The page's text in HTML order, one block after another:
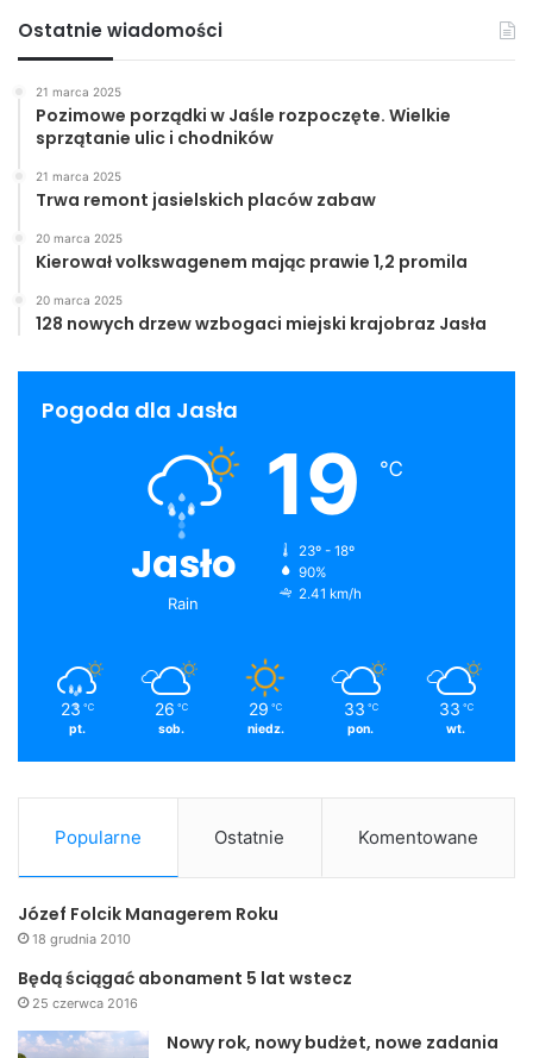
Ostatnie wiadomości
21 marca 2025
Pozimowe porządki w Jaśle rozpoczęte. Wielkie
sprzątanie ulic i chodników
21 marca 2025
Trwa remont jasielskich placów zabaw
20 marca 2025
Kierował volkswagenem mając prawie 1,2 promila
20 marca 2025
128 nowych drzew wzbogaci miejski krajobraz Jasła
Pogoda dla Jasła
Jasło
Rain
19 ℃
23º - 18º
90%
2.41 km/h
23 ℃
pt.
26 ℃
sob.
29 ℃
niedz.
33 ℃
pon.
33 ℃
wt.
Popularne Ostatnie Komentowane
Józef Folcik Managerem Roku
18 grudnia 2010
Będą ściągać abonament 5 lat wstecz
25 czerwca 2016
Nowy rok, nowy budżet, nowe zadania